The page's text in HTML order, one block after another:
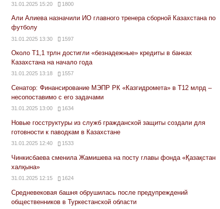
31.01.2025 15:20 1800
Али Алиева назначили ИО главного тренера сборной Казахстана по
футболу
31.01.2025 13:30 1597
Около Т1,1 трлн достигли «безнадежные» кредиты в банках
Казахстана на начало года
31.01.2025 13:18 1557
Сенатор: Финансирование МЭПР РК «Казгидромета» в Т12 млрд –
несопоставимо с его задачами
31.01.2025 13:00 1634
Новые госструктуры из служб гражданской защиты создали для
готовности к паводкам в Казахстане
31.01.2025 12:40 1533
Чинкисбаева сменила Жамишева на посту главы фонда «Қазақстан
халқына»
31.01.2025 12:15 1624
Средневековая башня обрушилась после предупреждений
общественников в Туркестанской области